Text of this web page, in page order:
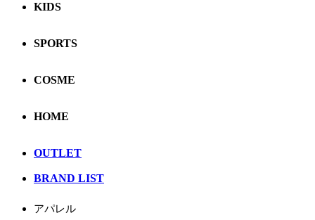
KIDS
SPORTS
COSME
HOME
OUTLET
BRAND LIST
アパレル